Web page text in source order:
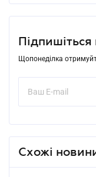
Щопонеділка
Схожі